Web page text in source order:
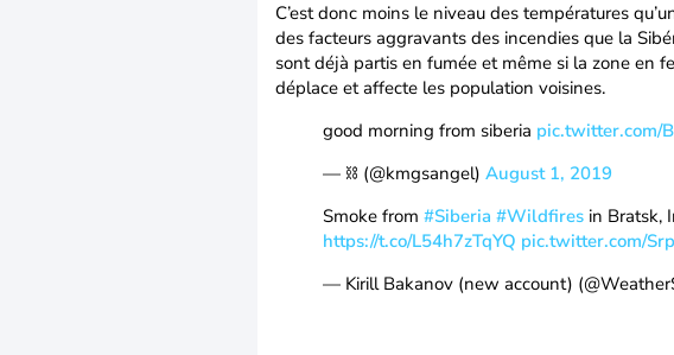
C’est donc moins le niveau des températures
des facteurs aggravants des incendies que la
sont déjà partis en fumée et même si la zone en
déplace et affecte les population voisines.
good morning from siberia pic.twitter.com/
— ⛓️ (@kmgsangel) August 1, 2019
Smoke from #Siberia #Wildfires in Bratsk,
https://t.co/L54h7zTqYQ pic.twitter.com/
— Kirill Bakanov (new account)